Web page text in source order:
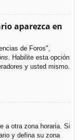
aparezca en
de Foros",
. Habilite esta opción
y usted mismo.
a otra zona horaria. Si
y defina su zona